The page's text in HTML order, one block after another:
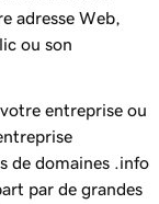
adresse Web,
ou son
entreprise ou
de domaines .info
par de grandes